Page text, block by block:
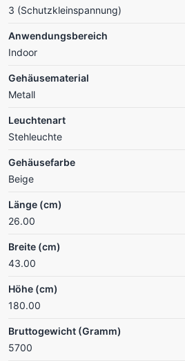
3 (Schutzkleinspannung)
Anwendungsbereich
Indoor
Gehäusematerial
Metall
Leuchtenart
Stehleuchte
Gehäusefarbe
Beige
Länge (cm)
26.00
Breite (cm)
43.00
Höhe (cm)
180.00
Bruttogewicht (Gramm)
5700